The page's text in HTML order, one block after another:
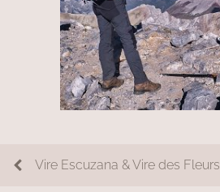
Vire Escuzana & Vire des Fleurs